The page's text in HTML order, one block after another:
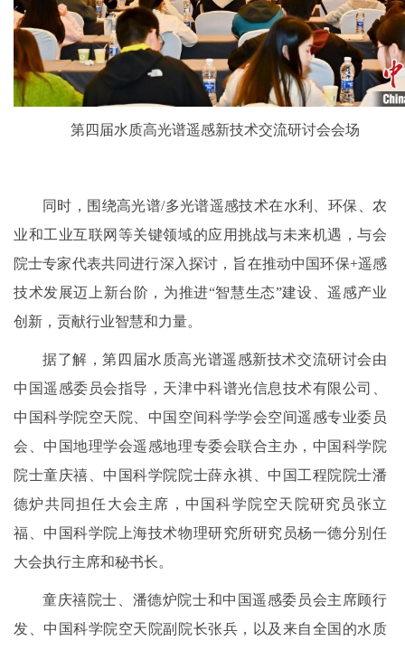
第四届水质高光谱遥感新技术交流研讨会会场
同时，围绕高光谱/多光谱遥感技术在水利、环保、农
业和工业互联网等关键领域的应用挑战与未来机遇，与会
院士专家代表共同进行深入探讨，旨在推动中国环保+遥感
技术发展迈上新台阶，为推进“智慧生态”建设、遥感产业
创新，贡献行业智慧和力量。
据了解，第四届水质高光谱遥感新技术交流研讨会由
中国遥感委员会指导，天津中科谱光信息技术有限公司、
中国科学院空天院、中国空间科学学会空间遥感专业委员
会、中国地理学会遥感地理专委会联合主办，中国科学院
院士童庆禧、中国科学院院士薛永祺、中国工程院院士潘
德炉共同担任大会主席，中国科学院空天院研究员张立
福、中国科学院上海技术物理研究所研究员杨一德分别任
大会执行主席和秘书长。
童庆禧院士、潘德炉院士和中国遥感委员会主席顾行
发、中国科学院空天院副院长张兵，以及来自全国的水质